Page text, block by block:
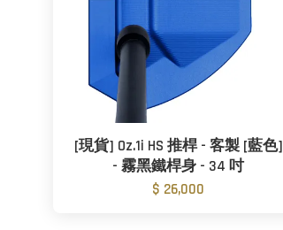
[現貨] Oz.1i HS 推桿 - 客製 [藍色]
- 霧黑鐵桿身 - 34 吋
$ 26,000